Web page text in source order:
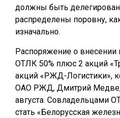
должны быть
распределены поровну,
изначально.
Распоряжение о внесении
ОТЛК 50% плюс 2 акций
акций «РЖД-Логистики»,
ОАО РЖД, Дмитрий
августа. Совладельцами
стать «Белорусская